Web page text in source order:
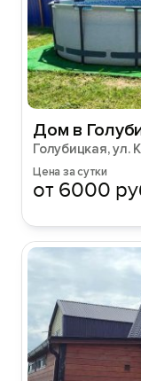
Дом в
Голубицкая, ул.
Цена за сутки
от 6000